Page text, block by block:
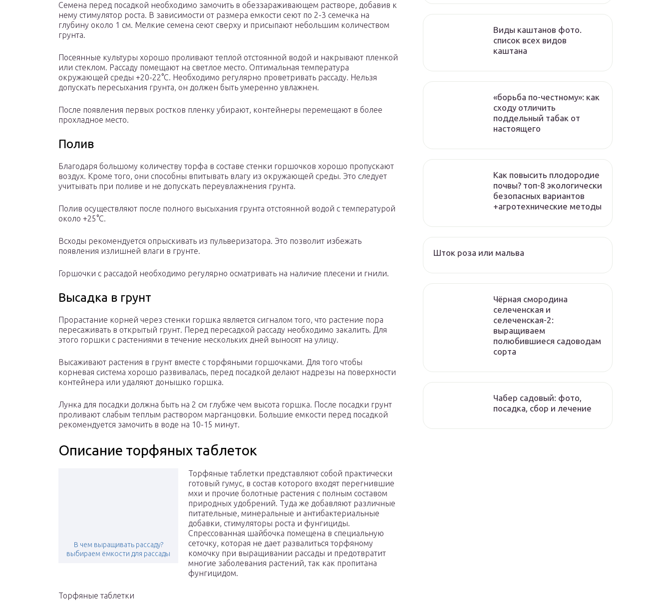
Семена перед посадкой необходимо замочить в обеззараживающем растворе, добавив к
нему стимулятор роста. В зависимости от размера емкости сеют по 2-3 семечка на
глубину около 1 см. Мелкие семена сеют сверху и присыпают небольшим количеством
грунта.
Посеянные культуры хорошо проливают теплой отстоянной водой и накрывают пленкой
или стеклом. Рассаду помещают на светлое место. Оптимальная температура
окружающей среды +20-22°С. Необходимо регулярно проветривать рассаду. Нельзя
допускать пересыхания грунта, он должен быть умеренно увлажнен.
После появления первых ростков пленку убирают, контейнеры перемещают в более
прохладное место.
Полив
Благодаря большому количеству торфа в составе стенки горшочков хорошо пропускают
воздух. Кроме того, они способны впитывать влагу из окружающей среды. Это следует
учитывать при поливе и не допускать переувлажнения грунта.
Полив осуществляют после полного высыхания грунта отстоянной водой с температурой
около +25°С.
Всходы рекомендуется опрыскивать из пульверизатора. Это позволит избежать
появления излишней влаги в грунте.
Горшочки с рассадой необходимо регулярно осматривать на наличие плесени и гнили.
Высадка в грунт
Прорастание корней через стенки горшка является сигналом того, что растение пора
пересаживать в открытый грунт. Перед пересадкой рассаду необходимо закалить. Для
этого горшки с растениями в течение нескольких дней выносят на улицу.
Высаживают растения в грунт вместе с торфяными горшочками. Для того чтобы
корневая система хорошо развивалась, перед посадкой делают надрезы на поверхности
контейнера или удаляют донышко горшка.
Лунка для посадки должна быть на 2 см глубже чем высота горшка. После посадки грунт
проливают слабым теплым раствором марганцовки. Большие емкости перед посадкой
рекомендуется замочить в воде на 10-15 минут.
Описание торфяных таблеток
В чем выращивать рассаду?
выбираем ёмкости для рассады
Торфяные таблетки представляют собой практически
готовый гумус, в состав которого входят перегнившие
мхи и прочие болотные растения с полным составом
природных удобрений. Туда же добавляют различные
питательные, минеральные и антибактериальные
добавки, стимуляторы роста и фунгициды.
Спрессованная шайбочка помещена в специальную
сеточку, которая не дает развалиться торфяному
комочку при выращивании рассады и предотвратит
многие заболевания растений, так как пропитана
фунгицидом.
Торфяные таблетки
Виды каштанов фото.
список всех видов
каштана
«борьба по-честному»: как
сходу отличить
поддельный табак от
настоящего
Как повысить плодородие
почвы? топ-8 экологически
безопасных вариантов
+агротехнические методы
Шток роза или мальва
Чёрная смородина
селеченская и
селеченская-2:
выращиваем
полюбившиеся садоводам
сорта
Чабер садовый: фото,
посадка, сбор и лечение